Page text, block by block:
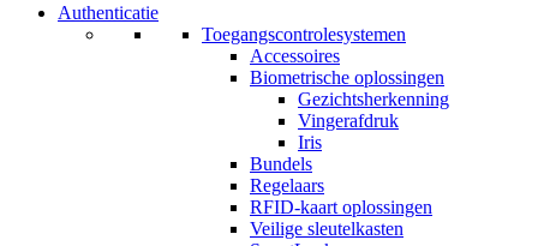
Authenticatie
Toegangscontrolesystemen
Accessoires
Biometrische oplossingen
Gezichtsherkenning
Vingerafdruk
Iris
Bundels
Regelaars
RFID-kaart oplossingen
Veilige sleutelkasten